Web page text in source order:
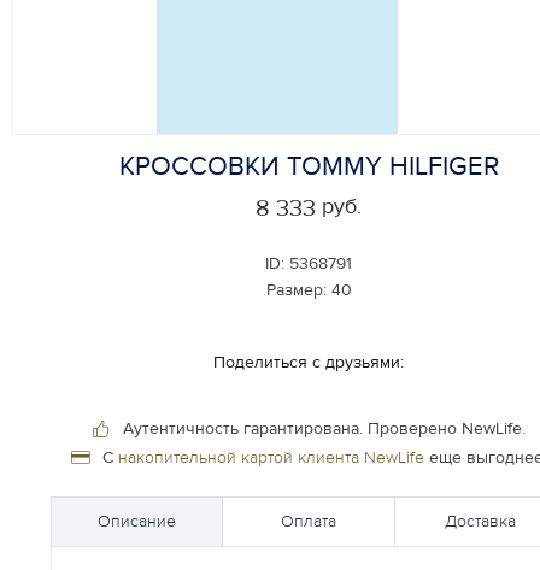
КРОССОВКИ TOMMY HILFIGER
ID: 5368791
Размер: 40
8 333 руб.
Поделиться с друзьями:
Аутентичность гарантирована. Проверено NewLife.
С накопительной картой клиента NewLifeеще
Описание Оплата Доставка